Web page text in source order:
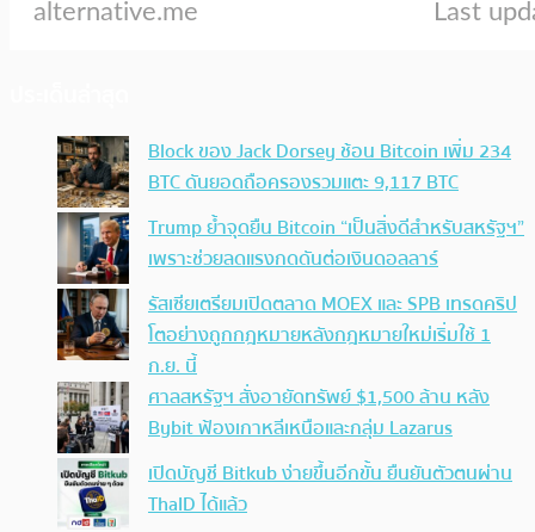
Block ของ Jack Dorsey ช้อน Bitcoin เพิ่ม 234
BTC ดันยอดถือครองรวมแตะ 9,117 BTC
Trump ย้ำจุดยืน Bitcoin “เป็นสิ่งดีสำหรับสหรัฐฯ”
เพราะช่วยลดแรงกดดันต่อเงินดอลลาร์
รัสเซียเตรียมเปิดตลาด MOEX และ SPB เทรดคริป
โตอย่างถูกกฎหมายหลังกฎหมายใหม่เริ่มใช้ 1
ก.ย. นี้
ศาลสหรัฐฯ สั่งอายัดทรัพย์ $1,500 ล้าน หลัง
Bybit ฟ้องเกาหลีเหนือและกลุ่ม Lazarus
เปิดบัญชี Bitkub ง่ายขึ้นอีกขั้น ยืนยันตัวตนผ่าน
ThaID ได้แล้ว